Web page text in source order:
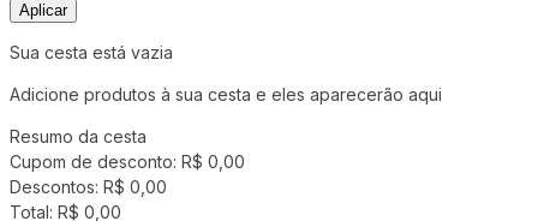
Aplicar
Sua cesta está vazia
Adicione produtos à sua cesta e eles aparecerão aqui
Resumo da cesta
Cupom de desconto: R$ 0,00
Descontos: R$ 0,00
Total: R$ 0,00